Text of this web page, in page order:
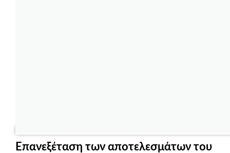
Επανεξέταση των αποτελεσμάτων του